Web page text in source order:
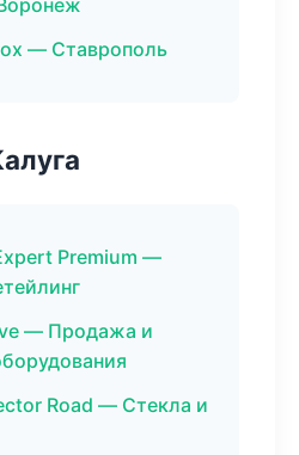
— Ставрополь
Premium —
— Продажа и
Road — Стекла и